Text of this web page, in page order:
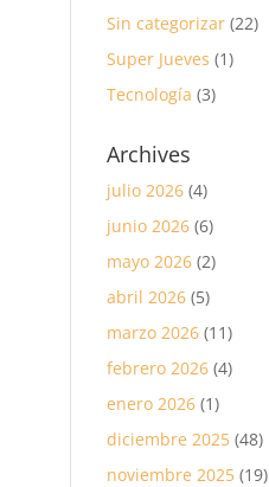
Sin categorizar (22)
Super Jueves (1)
Tecnología (3)
Archives
julio 2026 (4)
junio 2026 (6)
mayo 2026 (2)
abril 2026 (5)
marzo 2026 (11)
febrero 2026 (4)
enero 2026 (1)
diciembre 2025 (48)
noviembre 2025 (19)